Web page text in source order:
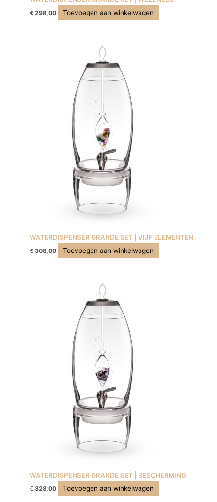
€ 298,00 Toevoegen aan winkelwagen
WATERDISPENSER GRANDE SET | VIJF ELEMENTEN
€ 308,00 Toevoegen aan winkelwagen
WATERDISPENSER GRANDE SET | BESCHERMING
€ 328,00 Toevoegen aan winkelwagen